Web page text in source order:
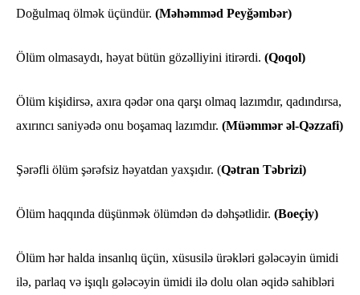
Doğulmaq ölmək üçündür. (Məhəmməd Peyğəmbər)
Ölüm olmasaydı, həyat bütün gözəlliyini itirərdi. (Qoqol)
Ölüm kişidirsə, axıra qədər ona qarşı olmaq lazımdır, qadındırsa,
axırıncı saniyədə onu boşamaq lazımdır. (Müəmmər əl-Qəzzafi)
Şərəfli ölüm şərəfsiz həyatdan yaxşıdır. (Qətran Təbrizi)
Ölüm haqqında düşünmək ölümdən də dəhşətlidir. (Boeçiy)
Ölüm hər halda insanlıq üçün, xüsusilə ürəkləri gələcəyin ümidi
ilə, parlaq və işıqlı gələcəyin ümidi ilə dolu olan əqidə sahibləri